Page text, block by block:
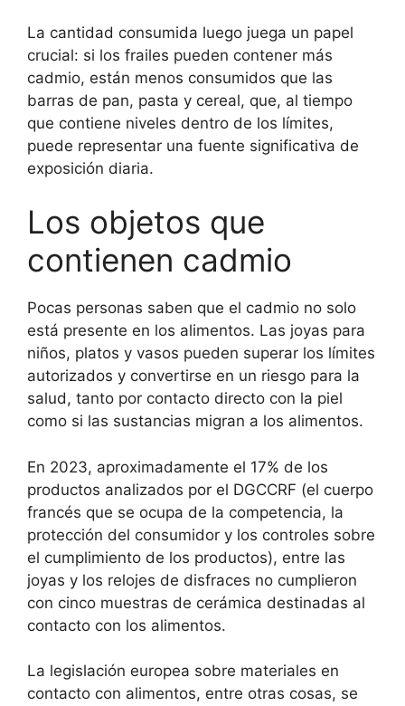
La cantidad consumida luego juega un papel
crucial: si los frailes pueden contener más
cadmio, están menos consumidos que las
barras de pan, pasta y cereal, que, al tiempo
que contiene niveles dentro de los límites,
puede representar una fuente significativa de
exposición diaria.
Los objetos que
contienen cadmio
Pocas personas saben que el cadmio no solo
está presente en los alimentos. Las joyas para
niños, platos y vasos pueden superar los límites
autorizados y convertirse en un riesgo para la
salud, tanto por contacto directo con la piel
como si las sustancias migran a los alimentos.
En 2023, aproximadamente el 17% de los
productos analizados por el DGCCRF (el cuerpo
francés que se ocupa de la competencia, la
protección del consumidor y los controles sobre
el cumplimiento de los productos), entre las
joyas y los relojes de disfraces no cumplieron
con cinco muestras de cerámica destinadas al
contacto con los alimentos.
La legislación europea sobre materiales en
contacto con alimentos, entre otras cosas, se